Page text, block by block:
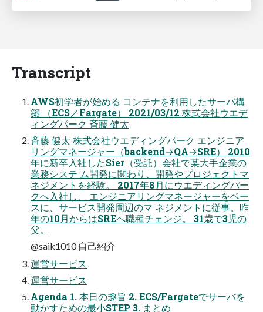
Transcript
AWS初学者が始める コンテナを利用したサーバ構
築 （ECS／Fargate） 2021/03/12 株式会社ウエデ
ィングパーク 斉藤 健太
斉藤 健太 株式会社ウエディングパーク エンジニア
リングマネージャー（backend→QA→SRE） 2010
年に新卒入社したSier（受託）会社で某大手企業の
業務システ ム開発に関わり、開発やプロジェクトマ
ネジメントを経験。 2017年8月にウエディングパー
クへ入社し、 エンジニアリングマネージャーをベー
スに、サービス開発周辺のマ ネジメントに従事。昨
年の10月からはSREへ職種チェンジ。 31歳で3児の
父。
@saik1010 自己紹介
運営サービス
運営サービス
Agenda 1. 本日の趣旨 2. ECS/Fargateでサーバを
動かすための最小STEP 3. まとめ